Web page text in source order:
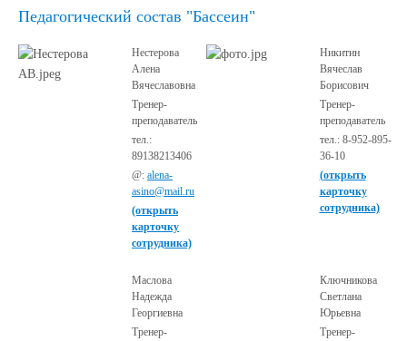
Педагогический состав "Бассеин"
Нестерова
Алена
Вячеславовна
Тренер-
преподаватель
тел.:
89138213406
@: alena-
asino@mail.ru
(открыть
карточку
сотрудника)
Никитин
Вячеслав
Борисович
Тренер-
преподаватель
тел.: 8-952-895-
36-10
(открыть
карточку
сотрудника)
Маслова
Надежда
Георгиевна
Тренер-
Ключникова
Светлана
Юрьевна
Тренер-